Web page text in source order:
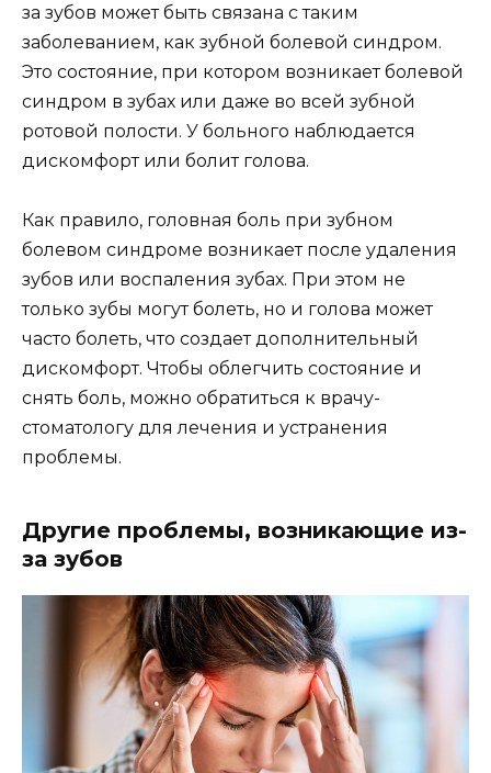
за зубов может быть связана с таким
заболеванием, как зубной болевой синдром.
Это состояние, при котором возникает болевой
синдром в зубах или даже во всей зубной
ротовой полости. У больного наблюдается
дискомфорт или болит голова.
Как правило, головная боль при зубном
болевом синдроме возникает после удаления
зубов или воспаления зубах. При этом не
только зубы могут болеть, но и голова может
часто болеть, что создает дополнительный
дискомфорт. Чтобы облегчить состояние и
снять боль, можно обратиться к врачу-
стоматологу для лечения и устранения
проблемы.
Другие проблемы, возникающие из-
за зубов